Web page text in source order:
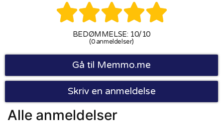

BEDØMMELSE: 10/10
(0 anmeldelser)
Gå til Memmo.me
Skriv en anmeldelse
Alle anmeldelser